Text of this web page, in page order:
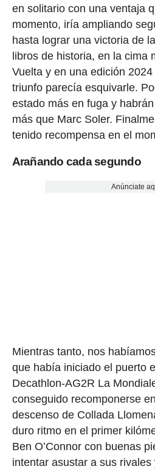
en solitario con una ventaja
momento, iría ampliando
hasta lograr una victoria de
libros de historia, en la cima
Vuelta y en una edición
triunfo parecía esquivarle.
estado más en fuga y
más que Marc Soler.
tenido recompensa en el
Arañando cada segundo
Anúnciate
Mientras tanto, nos
que había iniciado el puerto
Decathlon-AG2R La
conseguido recomponerse
descenso de Collada
duro ritmo en el primer
Ben O’Connor con buenas
intentar asustar a sus